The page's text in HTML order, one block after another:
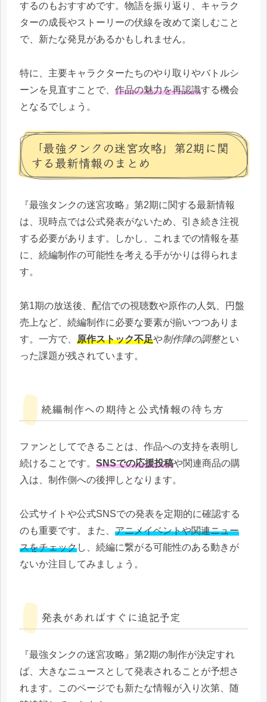
するのもおすすめです。物語を振り返り、キャラク
ターの成長やストーリーの伏線を改めて楽しむこと
で、新たな発見があるかもしれません。
特に、主要キャラクターたちのやり取りやバトルシ
ーンを見直すことで、 作品の魅力を再認識する機会
となるでしょう。
「最強タンクの迷宮攻略」第2期に関
する最新情報のまとめ
『最強タンクの迷宮攻略』第2期に関する最新情報
は、現時点では公式発表がないため、引き続き注視
する必要があります。しかし、これまでの情報を基
に、続編制作の可能性を考える手がかりは得られま
す。
第1期の放送後、配信での視聴数や原作の人気、円盤
売上など、続編制作に必要な要素が揃いつつありま
す。一方で、 原作ストック不足や制作陣の調整とい
った課題が残されています。
続編制作への期待と公式情報の待ち方
ファンとしてできることは、作品への支持を表明し
続けることです。 SNSでの応援投稿や関連商品の購
入は、制作側への後押しとなります。
公式サイトや公式SNSでの発表を定期的に確認する
のも重要です。また、 アニメイベントや関連ニュー
スをチェックし、続編に繋がる可能性のある動きが
ないか注目してみましょう。
発表があればすぐに追記予定
『最強タンクの迷宮攻略』第2期の制作が決定すれ
ば、大きなニュースとして発表されることが予想さ
れます。このページでも新たな情報が入り次第、随